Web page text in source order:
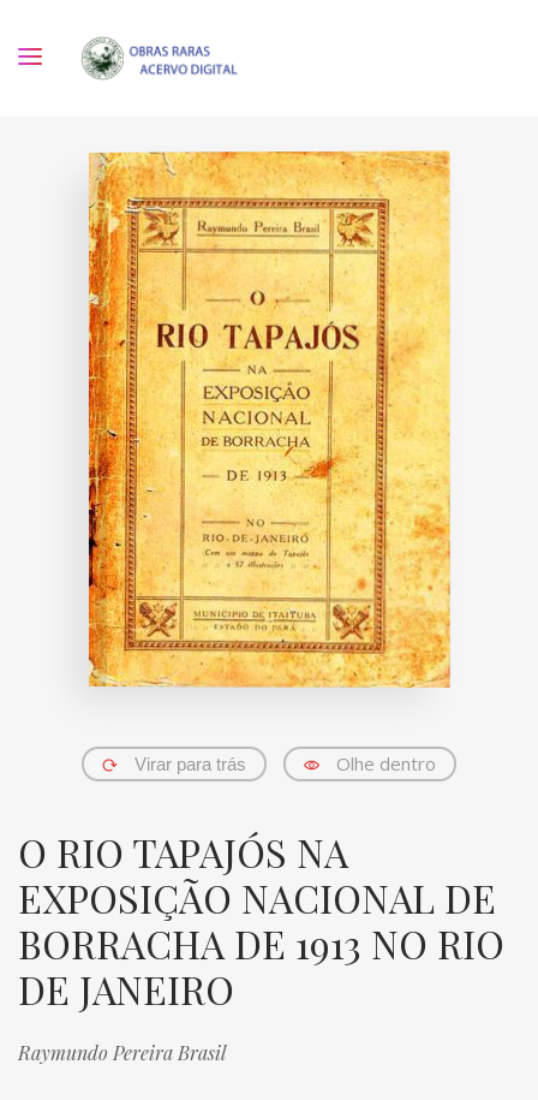
Virar para trás Olhe dentro
O RIO TAPAJÓS NA
EXPOSIÇÃO NACIONAL DE
BORRACHA DE 1913 NO RIO
DE JANEIRO
Raymundo Pereira Brasil